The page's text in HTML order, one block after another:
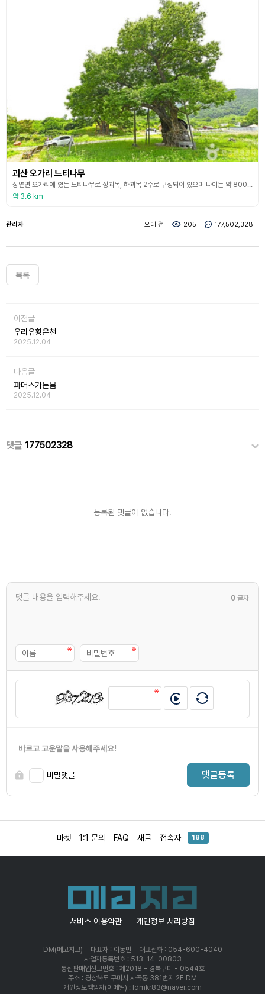
괴산 오가리 느티나무
장연면 오가리에 있는 느티나무로 상괴목, 하괴목 2주로 구성되어 있으며 나이는 약 800살 정도로 추정된다. 이 2그루의 가까운 곳에 한 그루의 느티나무가 더 있는데 이곳에는 정자가 없으나 마을 입구에 서 있는 세 그루의 느티나무 모습이 마치 정자 같다고 하여 삼괴정이라고 부른다. 상괴목은 나무 높이 25m, 수관폭 26m, 나무 둘레 8m이고 지상부 2m 부위에서 큰 가지가 발달하였다. 하괴목은 나무 높이 19m, 수관폭 22m, 나무 둘레 9.4m이
약 3.6 km
관리자 오래 전 205 177,502,328
목록
이전글
우리유황온천
2025.12.04
다음글
파머스가든봄
2025.12.04
댓글 177502328
등록된 댓글이 없습니다.
0 글자
바르고 고운말을 사용해주세요!
비밀댓글 댓글등록
마켓 1:1 문의 FAQ 새글 접속자 188
서비스 이용약관 개인정보 처리방침
DM(메고지고) 대표자 : 이동민
대표전화 : 054-600-4040
사업자등록번호 : 513-14-00803
통신판매업신고번호 : 제2018 - 경북구미 - 0544호
주소 : 경상북도 구미시 사곡동 381번지 2F DM
개인정보책임자(이메일) : ldmkr83@naver.com